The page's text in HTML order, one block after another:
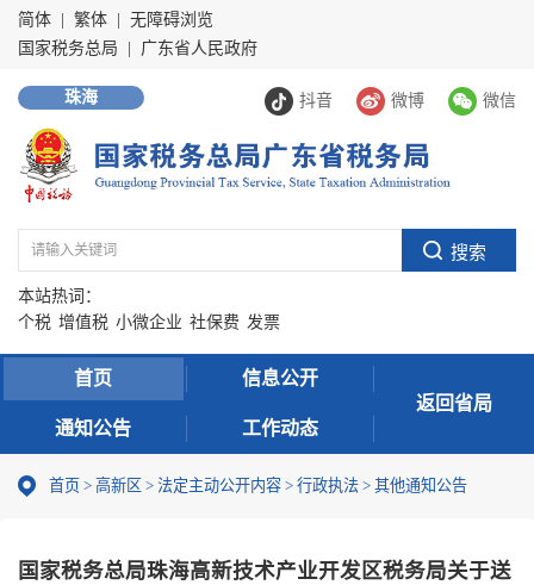
简体 繁体
无障碍浏览
国家税务总局
广东省人民政府
抖音 微博 微信
珠海
本站热词：
个税 增值税 小微企业 社保费 发票
首页 信息公开
通知公告 工作动态
返回省局
首页 > 高新区 > 法定主动公开内容 > 行政执法 > 其他通知公告
国家税务总局珠海高新技术产业开发区税务局关于送